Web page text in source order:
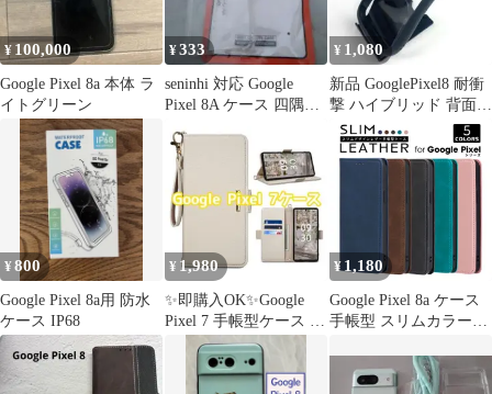
¥ 100,000
Google Pixel 8a 本体 ラ
イトグリーン
¥333
seninhi 対応 Google
Pixel 8A ケース 四隅强
¥ 1,080
新品 GooglePixel8 耐衝
撃 ハイブリッド 背面ク
リア ダークグレー
¥800
Google Pixel 8a用 防水
ケース IP68
¥ 1,980
✨即購入OK✨Google
Pixel 7 手帳型ケース カ
ード収納 ベージュ
¥ 1,180
Google Pixel 8a ケース
手帳型 スリムカラー
Pixel8a スマホケース ベ
ルト無し グーグルピク